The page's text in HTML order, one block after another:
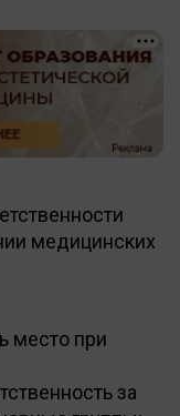
медицинских
место при
за